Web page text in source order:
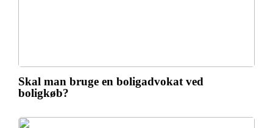
Skal man bruge en boligadvokat ved
boligkøb?